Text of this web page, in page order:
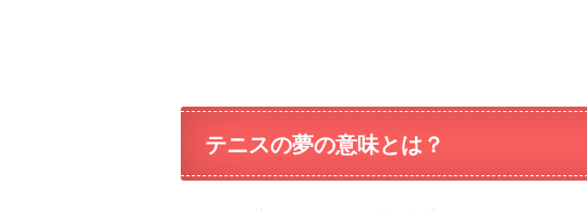
テニスの夢の意味とは？